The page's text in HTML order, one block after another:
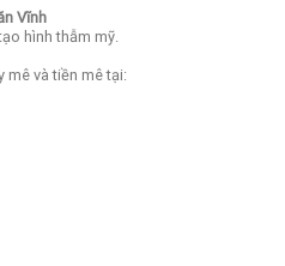
Vĩnh
hình thẫm mỹ.
và tiền mê tại: